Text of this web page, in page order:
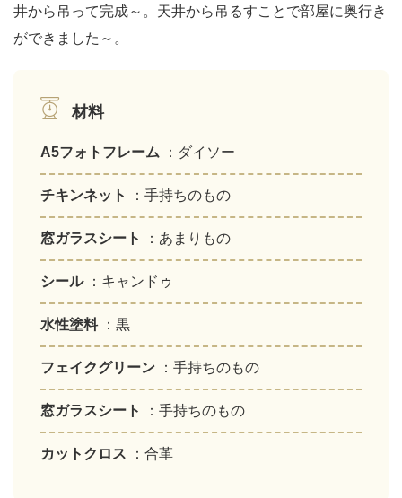
井から吊って完成～。天井から吊るすことで部屋に奥行き
ができました～。
材料
A5フォトフレーム ：ダイソー
チキンネット ：手持ちのもの
窓ガラスシート ：あまりもの
シール ：キャンドゥ
水性塗料 ：黒
フェイクグリーン ：手持ちのもの
窓ガラスシート ：手持ちのもの
カットクロス ：合革